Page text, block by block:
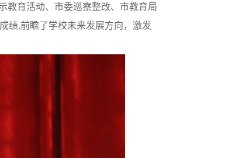
教育活动、市委巡察整改、市教育局
绩,前瞻了学校未来发展方向，激发